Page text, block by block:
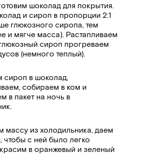
шоколад для покрытия.
и сироп в пропорции 2:1
глюкозного сиропа, тем
и мягче масса). Растапливаем
сироп прогреваем
(немного теплый).
сироп в шоколад,
собираем в ком и
в пакет на ночь в
массу из холодильника, даем
чтобы с ней было легко
красим в оранжевый и зеленый